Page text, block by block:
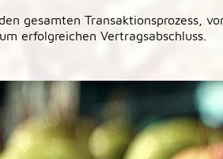
gesamten Transaktionsprozess,
erfolgreichen Vertragsabschluss.